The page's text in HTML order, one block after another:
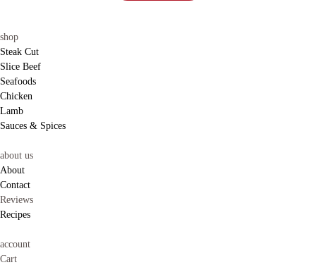
shop
Steak Cut
Slice Beef
Seafoods
Chicken
Lamb
Sauces & Spices
about us
About
Contact
Reviews
Recipes
account
Cart